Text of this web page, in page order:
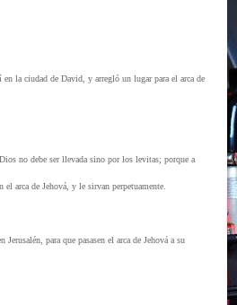
la ciudad de David, y arregló un lugar para el arca de
no debe ser llevada sino por los levitas; porque a
arca de Jehová, y le sirvan perpetuamente.
para que pasasen el arca de Jehová a su